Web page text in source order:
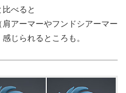
べると
アーマーやフンドシアーマー
じられるところも。